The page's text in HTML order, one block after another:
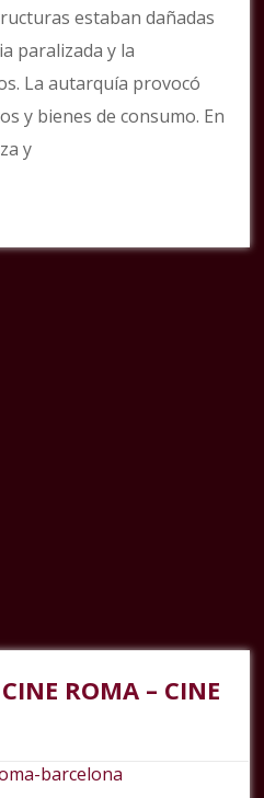
estaban dañadas
paralizada y la
La autarquía provocó
y bienes de consumo. En
y
ROMA – CINE